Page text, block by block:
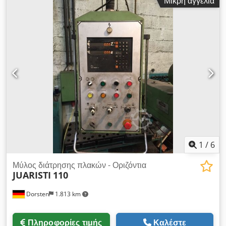
Διαδρομή ράμ (mm): 500 Περιλαμβάνει: Κάθετη κεφαλή ISO 50
Ψηφιακή ένδειξη 4 αξόνων (D.R.O.) Μεταλλικά καλύμματα
οδηγών Κονσόλα χειρισμού με εκκρεμές Τα τεχνικά στοιχεία
προέρχονται από τον κατασκευαστή ή τον χειριστή και δεν είναι
δεσμευτικά για εμάς. Διατηρούμε το δικαίωμα ενδιάμεσης
πώλησης. Ισχύουν αποκλειστικά οι όροι και προϋποθέσεις
πώλησης της εταιρείας μας. Djdpoyqtxyofx Acqjkr Σχετικά με
εμάς Περισσότερα από 400 μηχανήματα σε δικό μας απόθεμα
Πάνω από 15.000 m² αποθηκευτικός χώρος, χωρητικότητα
γερανού 70 τόνων Πάνω από 10.000 είδη εξαρτημάτων για το
εργαστήριό σας Επιθυμείτε να πουλήσετε μηχανήματα,
γραμμές παραγωγής ή την επιχείρησή σας; Επικοινωνήστε μαζί
μας. Περισσότερες προσφορές θα βρείτε στην ιστοσελίδα μας.
Επισκέψεις είναι δυνατές κατόπιν συνεννόησης.
Ανυπομονούμε για την επίσκεψή σας. Η ομάδα Markus Hirsch
1 / 6
Dorsten 1.813 km
Μύλος διάτρησης πλακών - Οριζόντια
JUARISTI 110
Πληροφορίες τιμής Καλέστε